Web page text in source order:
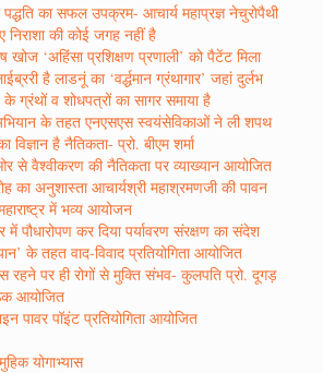
का सफल उपक्रम- आचार्य महाप्रज्ञ नेचुरोपैथी
की कोई जगह नहीं है
खोज ‘अहिंसा प्रशिक्षण प्रणाली’ को पैटेंट मिला
है लाडनूं का ‘वर्द्धमान ग्रंथागार’ जहां दुर्लभ
ग्रंथों व शोधपत्रों का सागर समाया है
के तहत एनएसएस स्वयंसेविकाओं ने ली शपथ
है नैतिकता- प्रो. बीएम शर्मा
से वैश्वीकरण की नैतिकता पर व्याख्यान आयोजित
का अनुशास्ता आचार्यश्री महाश्रमणजी की पावन
में भव्य आयोजन
में पौधारोपण कर दिया पर्यावरण संरक्षण का संदेश
के तहत वाद-विवाद प्रतियोगिता आयोजित
पर ही रोगों से मुक्ति संभव- कुलपति प्रो. दूगड़
आयोजित
पावर पॉइंट प्रतियोगिता आयोजित
योगाभ्यास